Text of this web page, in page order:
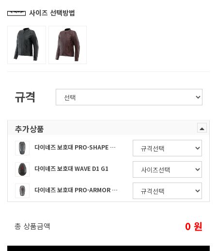
사이즈 선택방법
규격
추가상품
다이네즈 보호대 PRO-SHAPE BACK G1
다이네즈 보호대 WAVE D1 G1
다이네즈 보호대 PRO-ARMOR G1 2.0
총 상품금액 0 원